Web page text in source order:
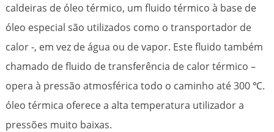
caldeiras de óleo térmico, um fluido térmico à base de
óleo especial são utilizados como o transportador de
calor -, em vez de água ou de vapor. Este fluido também
chamado de fluido de transferência de calor térmico –
opera à pressão atmosférica todo o caminho até 300 ℃.
óleo térmica oferece a alta temperatura utilizador a
pressões muito baixas.